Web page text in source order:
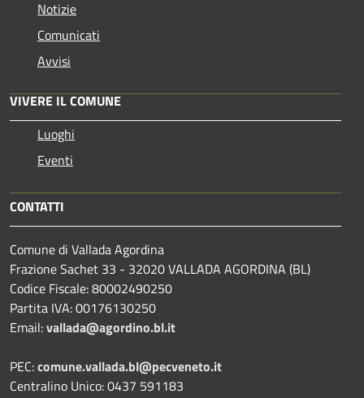
Notizie
Comunicati
Avvisi
VIVERE IL COMUNE
Luoghi
Eventi
CONTATTI
Comune di Vallada Agordina
Frazione Sachet 33 - 32020 VALLADA AGORDINA (BL)
Codice Fiscale: 80002490250
Partita IVA: 00176130250
Email:vallada@agordino.bl.it
PEC:comune.vallada.bl@pecveneto.it
Centralino Unico: 0437 591183